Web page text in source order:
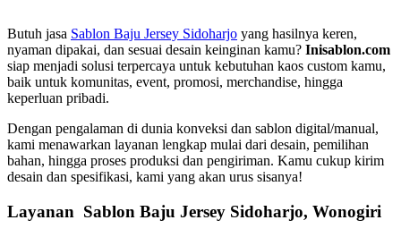
Butuh jasa Sablon Baju Jersey Sidoharjo yang hasilnya keren,
nyaman dipakai, dan sesuai desain keinginan kamu? Inisablon.com
siap menjadi solusi terpercaya untuk kebutuhan kaos custom kamu,
baik untuk komunitas, event, promosi, merchandise, hingga
keperluan pribadi.
Dengan pengalaman di dunia konveksi dan sablon digital/manual,
kami menawarkan layanan lengkap mulai dari desain, pemilihan
bahan, hingga proses produksi dan pengiriman. Kamu cukup kirim
desain dan spesifikasi, kami yang akan urus sisanya!
Layanan Sablon Baju Jersey Sidoharjo, Wonogiri